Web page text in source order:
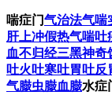
科疾病，分列在调
难产、正产、产后
域。（本段摘自：
喘症门气治法气喘
肝上冲假热气喘吐
血不归经三黑神奇
吐火吐寒吐胃吐反
气臌虫臌血臌水症